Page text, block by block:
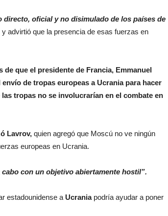
directo, oficial y no disimulado de los países de
y advirtió que la presencia de esas fuerzas en
que el presidente de Francia, Emmanuel
de tropas europeas a Ucrania para hacer
tropas no se involucrarían en el combate en
Lavrov, quien agregó que Moscú no ve ningún
europeas en Ucrania.
con un objetivo abiertamente hostil”.
estadounidense a Ucrania podría ayudar a poner